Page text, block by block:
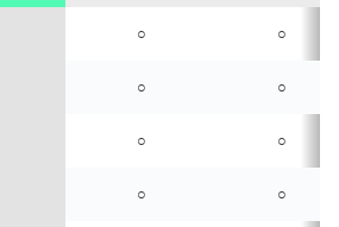
○ ○
○ ○
○ ○
○ ○